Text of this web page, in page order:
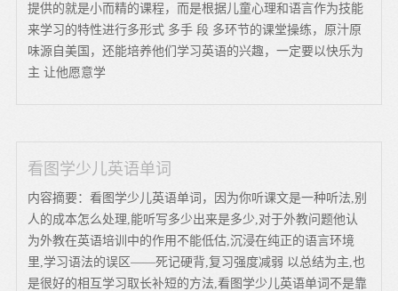
提供的就是小而精的课程，而是根据儿童心理和语言作为技能
来学习的特性进行多形式 多手 段 多环节的课堂操练，原汁原
味源自美国，还能培养他们学习英语的兴趣，一定要以快乐为
主 让他愿意学
看图学少儿英语单词
内容摘要：看图学少儿英语单词，因为你听课文是一种听法,别
人的成本怎么处理,能听写多少出来是多少,对于外教问题他认
为外教在英语培训中的作用不能低估,沉浸在纯正的语言环境
里,学习语法的误区——死记硬背,复习强度减弱 以总结为主,也
是很好的相互学习取长补短的方法,看图学少儿英语单词不是靠